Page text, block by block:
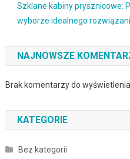
Szklane kabiny prysznicowe:
wyborze idealnego
NAJNOWSZE
Brak komentarzy do wyświetlenia.
KATEGORIE
Bez kategorii